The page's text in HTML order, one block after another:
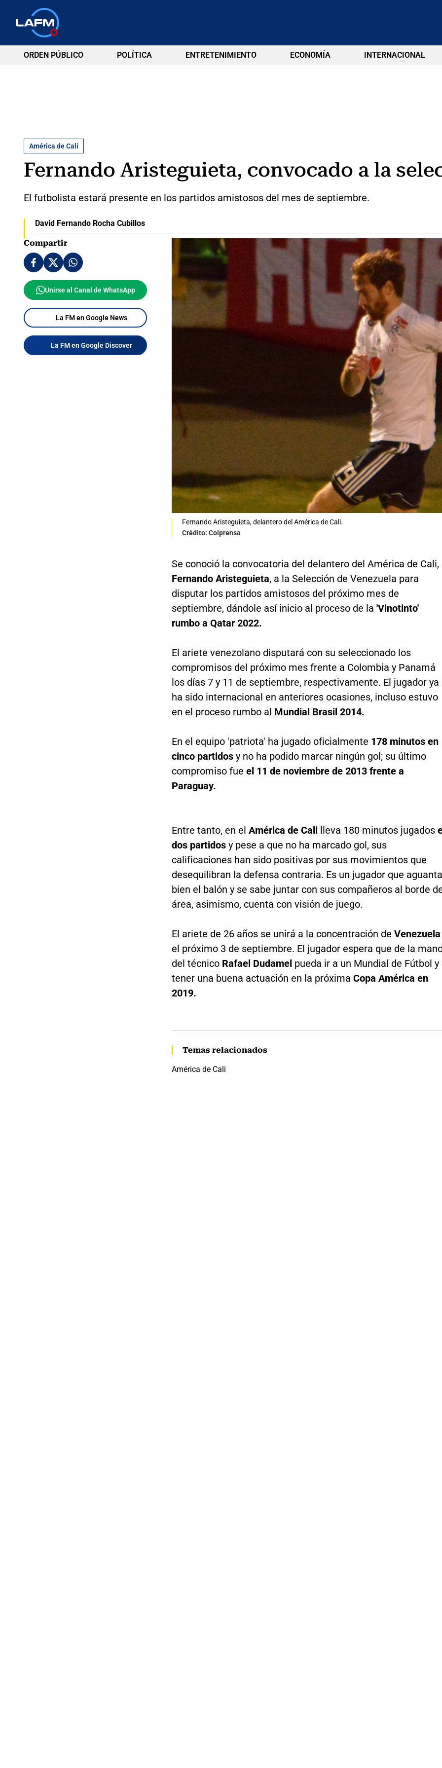
ORDEN PÚBLICO POLÍTICA ENTRETENIMIENTO ECONOMÍA INTERNACIONAL
América de Cali
Fernando Aristeguieta, convocado a la
El futbolista estará presente en los partidos amistosos del mes de septiembre.
David Fernando Rocha Cubillos
Compartir
Unirse al Canal de WhatsApp
La FM en Google News
La FM en Google Discover
Fernando Aristeguieta, delantero del América de Cali.
Crédito: Colprensa
Se conoció la convocatoria del delantero del América de Cali,
Fernando Aristeguieta, a la Selección de Venezuela para
disputar los partidos amistosos del próximo mes de
septiembre, dándole así inicio al proceso de la 'Vinotinto'
rumbo a Qatar 2022.
El ariete venezolano disputará con su seleccionado los
compromisos del próximo mes frente a Colombia y Panamá
los días 7 y 11 de septiembre, respectivamente. El jugador ya
ha sido internacional en anteriores ocasiones, incluso estuvo
en el proceso rumbo al Mundial Brasil 2014.
En el equipo 'patriota' ha jugado oficialmente 178 minutos en
cinco partidosy no ha podido marcar ningún gol; su último
compromiso fue el 11 de noviembre de 2013 frente a
Paraguay.
Entre tanto, en el América de Calilleva 180 minutos jugados
dos partidosy pese a que no ha marcado gol, sus
calificaciones han sido positivas por sus movimientos que
desequilibran la defensa contraria. Es un jugador que aguanta
bien el balón y se sabe juntar con sus compañeros al borde
área, asimismo, cuenta con visión de juego.
El ariete de 26 años se unirá a la concentración de Venezuela
el próximo 3 de septiembre. El jugador espera que de la
del técnicoRafael Dudamel pueda ir a un Mundial de Fútbol y
tener una buena actuación en la próxima Copa América en
2019.
Temas relacionados
América de Cali